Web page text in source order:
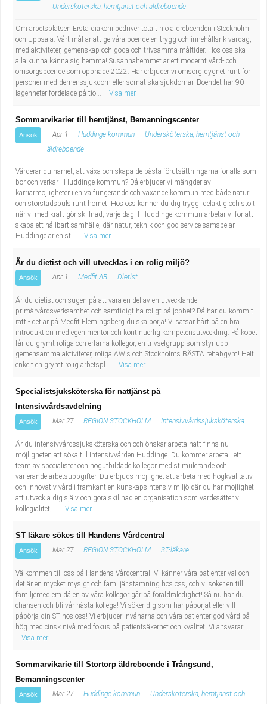
Undersköterska, hemtjänst och äldreboende
Om arbetsplatsen Ersta diakoni bedriver totalt nio äldreboenden i Stockholm
och Uppsala. Vårt mål är att ge våra boende en trygg och innehållsrik vardag,
med aktiviteter, gemenskap och goda och trivsamma måltider. Hos oss ska
alla kunna känna sig hemma! Susannahemmet är ett modernt vård- och
omsorgsboende som öppnade 2022. Här erbjuder vi omsorg dygnet runt för
personer med demenssjukdom eller somatiska sjukdomar. Boendet har 90
lägenheter fördelade på tio...
Visa mer
Sommarvikarier till hemtjänst, Bemanningscenter
Ansök Apr 1 Huddinge kommun
Undersköterska, hemtjänst och
äldreboende
Värderar du närhet, att växa och skapa de bästa förutsättningarna för alla som
bor och verkar i Huddinge kommun? Då erbjuder vi mängder av
karriärmöjligheter i en välfungerande och växande kommun med både natur
och storstadspuls runt hörnet. Hos oss känner du dig trygg, delaktig och stolt
när vi med kraft gör skillnad, varje dag. I Huddinge kommun arbetar vi för att
skapa ett hållbart samhälle, där natur, teknik och god service samspelar.
Huddinge är en st...
Visa mer
Är du dietist och vill utvecklas i en rolig miljö?
Ansök Apr 1 Medfit AB Dietist
Är du dietist och sugen på att vara en del av en utvecklande
primärvårdsverksamhet och samtidigt ha roligt på jobbet? Då har du kommit
rätt - det är på Medfit Flemingsberg du ska börja! Vi satsar hårt på en bra
introduktion med egen mentor och kontinuerlig kompetensutveckling. På köpet
får du grymt roliga och erfarna kollegor, en trivselgrupp som styr upp
gemensamma aktiviteter, roliga AW:s och Stockholms BÄSTA rehabgym! Helt
enkelt en grymt rolig arbetspl...
Visa mer
Specialistsjuksköterska för nattjänst på
Intensivvårdsavdelning
Ansök Mar 27 REGION STOCKHOLM Intensivvårdssjuksköterska
Är du intensivvårdssjuksköterska och och önskar arbeta natt finns nu
möjligheten att söka till Intensivvården Huddinge. Du kommer arbeta i ett
team av specialister och högutbildade kollegor med stimulerande och
varierande arbetsuppgifter. Du erbjuds möjlighet att arbeta med högkvalitativ
och innovativ vård i framkant en kunskapsintensiv miljö där du har möjlighet
att utveckla dig själv och göra skillnad en organisation som värdesätter vi
kollegialitet,...
Visa mer
ST läkare sökes till Handens Vårdcentral
Ansök Mar 27 REGION STOCKHOLM ST-läkare
Välkommen till oss på Handens Vårdcentral! Vi känner våra patienter väl och
det är en mycket mysigt och familjär stämning hos oss, och vi söker en till
familjemedlem då en av våra kollegor går på föräldraledighet! Så nu har du
chansen och bli vår nästa kollega! Vi söker dig som har påbörjat eller vill
påbörja din ST hos oss! Vi erbjuder invånarna och våra patienter god vård på
hög medicinsk nivå med fokus på patientsäkerhet och kvalitet. Vi ansvarar ...
Visa mer
Sommarvikarie till Stortorp äldreboende i Trångsund,
Bemanningscenter
Ansök Mar 27 Huddinge kommun
Undersköterska, hemtjänst och